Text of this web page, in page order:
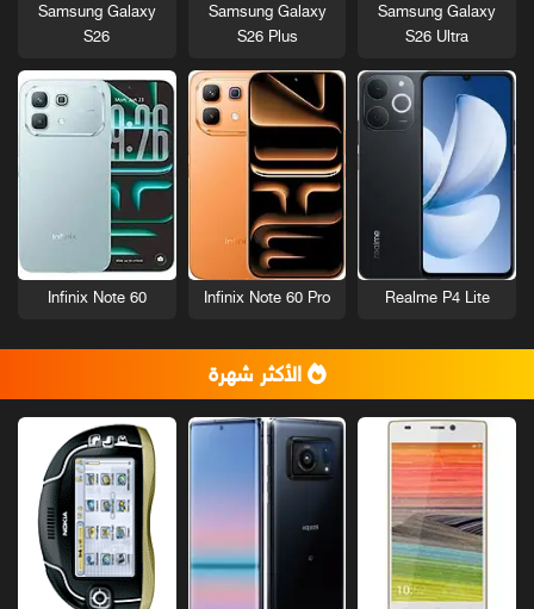
Samsung Galaxy
S26 Ultra
Samsung Galaxy
S26 Plus
Samsung Galaxy
S26
Realme P4 Lite
Infinix Note 60 Pro
Infinix Note 60
الأكثر شهرة